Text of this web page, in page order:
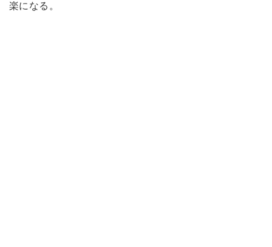
楽になる。